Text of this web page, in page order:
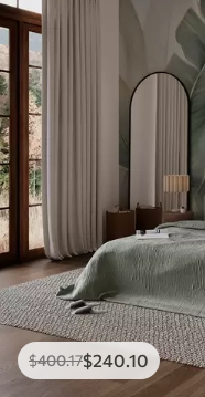
$400.17$240 .10